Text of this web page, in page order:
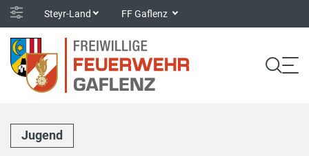
Steyr-Land FF Gaflenz
Jugend